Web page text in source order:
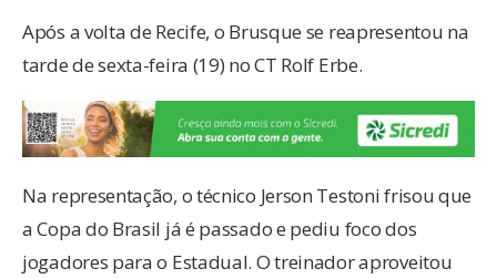
Após a volta de Recife, o Brusque se reapresentou na
tarde de sexta-feira (19) no CT Rolf Erbe.
Na representação, o técnico Jerson Testoni frisou que
a Copa do Brasil já é passado e pediu foco dos
jogadores para o Estadual. O treinador aproveitou